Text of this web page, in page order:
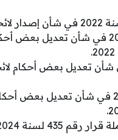
قرار رقم 1221 لسنة 2022 في
294 لسنة 2023 في شأن تعديل
قرار رقم 294 لسنة 2023 في شأن